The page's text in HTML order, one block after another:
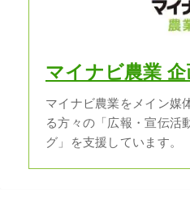
マイナビ農業
マイナビ農業をメイン媒
る方々の「広報・宣伝活
グ」を支援しています。